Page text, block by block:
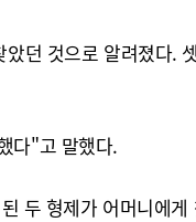
던 것으로 알려졌다.
다"고 말했다.
두 형제가 어머니에